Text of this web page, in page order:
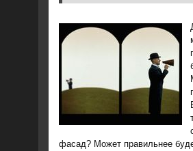
фасад? Может правильнее